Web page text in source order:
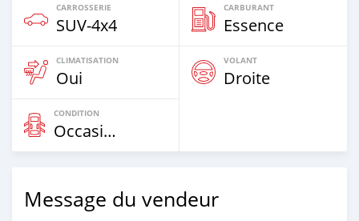
CARROSSERIE
SUV‒4x4
CARBURANT
Essence
CLIMATISATION
Oui
VOLANT
Droite
CONDITION
Occasion
Message du vendeur